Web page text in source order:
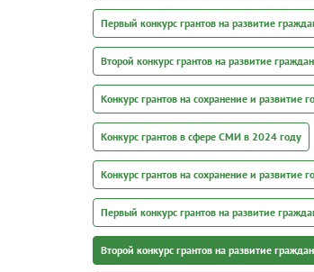
Первый конкурс грантов на развитие
Второй конкурс грантов на развитие
Конкурс грантов на сохранение и развитие
Конкурс грантов в сфере СМИ в 2024 году
Конкурс грантов на сохранение и развитие
Первый конкурс грантов на развитие
Второй конкурс грантов на развитие